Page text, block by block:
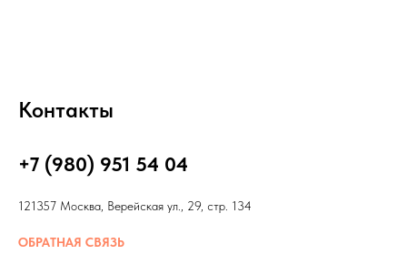
Контакты
+7 (980) 951 54 04
121357 Москва, Верейская ул., 29, стр. 134
ОБРАТНАЯ СВЯЗЬ